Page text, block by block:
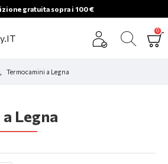
gratuita sopra i 100 €
0
Termocamini a Legna
Legna